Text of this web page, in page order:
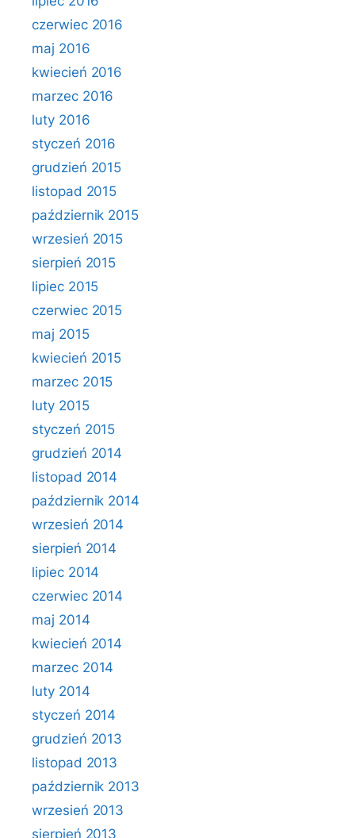
czerwiec 2016
maj 2016
kwiecień 2016
marzec 2016
luty 2016
styczeń 2016
grudzień 2015
listopad 2015
październik 2015
wrzesień 2015
sierpień 2015
lipiec 2015
czerwiec 2015
maj 2015
kwiecień 2015
marzec 2015
luty 2015
styczeń 2015
grudzień 2014
listopad 2014
październik 2014
wrzesień 2014
sierpień 2014
lipiec 2014
czerwiec 2014
maj 2014
kwiecień 2014
marzec 2014
luty 2014
styczeń 2014
grudzień 2013
listopad 2013
październik 2013
wrzesień 2013
sierpień 2013